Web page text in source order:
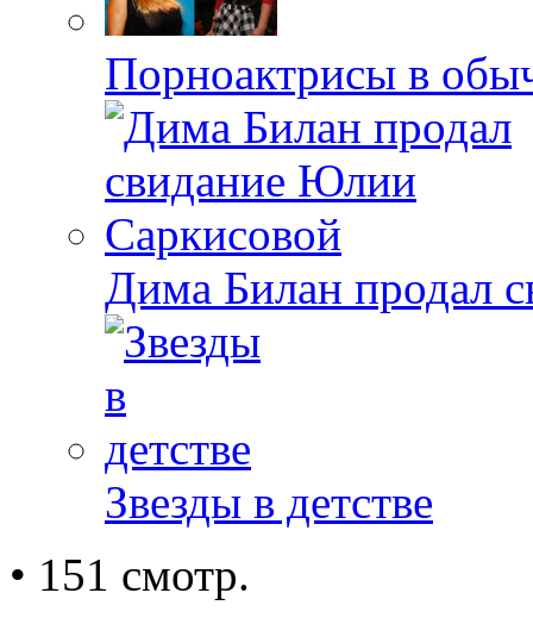
Порноактрисы в
Дима Билан продал
Звезды в детстве
• 151 смотр.